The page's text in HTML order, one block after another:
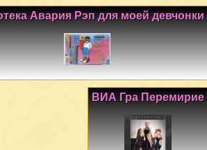
Авария Рэп для моей девчонки
ВИА Гра Перемирие